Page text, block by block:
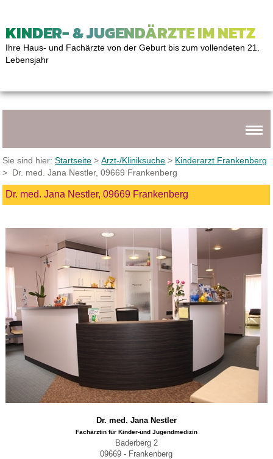
KINDER- & JUGENDÄRZTE IM NETZ
Ihre Haus- und Fachärzte von der Geburt bis zum vollendeten 21.
Lebensjahr
Sie sind hier:Startseite >Arzt-/Kliniksuche > Kinderarzt Frankenberg
> Dr. med. Jana Nestler, 09669 Frankenberg
Dr. med. Jana Nestler, 09669 Frankenberg
Dr. med. Jana Nestler
Fachärztin für Kinder-und Jugendmedizin
Baderberg 2
09669 - Frankenberg